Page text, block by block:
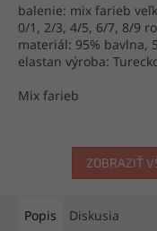
balenie: mix farieb
0/1, 2/3, 4/5, 6/7, 8/9
materiál: 95% bavlna,
elastan výroba:
Mix farieb
ZOBRAZIŤ
Popis Diskusia